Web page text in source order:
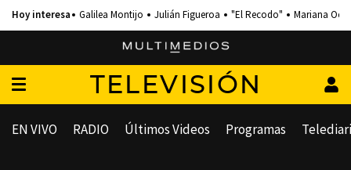
Galilea Montijo Julián Figueroa "El Recodo" Mariana
TELEVISIÓN
EN VIVO RADIO Últimos Videos Programas